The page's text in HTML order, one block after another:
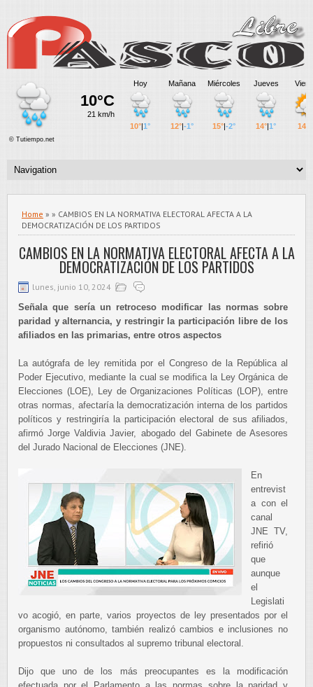
Home » » CAMBIOS EN LA NORMATIVA ELECTORAL AFECTA A LA
DEMOCRATIZACIÓN DE LOS PARTIDOS
CAMBIOS EN LA NORMATIVA ELECTORAL AFECTA A LA
DEMOCRATIZACIÓN DE LOS PARTIDOS
lunes, junio 10, 2024
Señala que sería un retroceso modificar las normas sobre
paridad y alternancia, y restringir la participación libre de los
afiliados en las primarias, entre otros aspectos
La autógrafa de ley remitida por el Congreso de la República al
Poder Ejecutivo, mediante la cual se modifica la Ley Orgánica de
Elecciones (LOE), Ley de Organizaciones Políticas (LOP), entre
otras normas, afectaría la democratización interna de los partidos
políticos y restringiría la participación electoral de sus afiliados,
afirmó Jorge Valdivia Javier, abogado del Gabinete de Asesores
del Jurado Nacional de Elecciones (JNE).
En
entrevist
a con el
canal
JNE TV,
refirió
que
aunque
el
Legislati
vo acogió, en parte, varios proyectos de ley presentados por el
organismo autónomo, también realizó cambios e inclusiones no
propuestos ni consultados al supremo tribunal electoral.
Dijo que uno de los más preocupantes es la modificación